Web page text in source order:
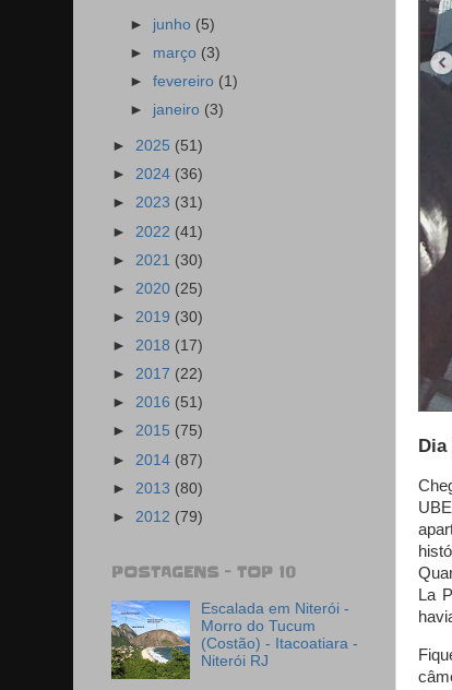
Dia
La
► junho (5)
► março (3)
►fevereiro (1)
► janeiro (3)
► 2025 (51)
► 2024 (36)
► 2023 (31)
► 2022 (41)
► 2021 (30)
► 2020 (25)
► 2019 (30)
► 2018 (17)
► 2017 (22)
► 2016 (51)
► 2015 (75)
► 2014 (87)
► 2013 (80)
► 2012 (79)
POSTAGENS - TOP 10
Escalada em Niterói -
Morro do Tucum
(Costão) - Itacoatiara -
Niterói RJ